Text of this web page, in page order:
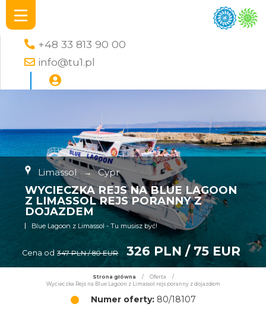
+48 33 813 90 00
info@tu1.pl
Limassol → Cypr
WYCIECZKA REJS NA BLUE LAGOON
Z LIMASSOL REJS PORANNY Z
DOJAZDEM
Blue Lagoon z Limassol - Tu musisz być!
Cena od 347 PLN / 80 EUR 326 PLN / 75 EUR
Strona główna / Oferta
/
Wycieczka Rejs na Blue Lagoon z Limassol rejs poranny z dojazdem
Numer oferty:80/18107